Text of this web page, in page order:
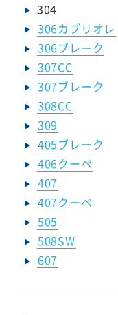
304
306カブリオレ
306ブレーク
307CC
307ブレーク
308CC
309
405ブレーク
406クーペ
407
407クーペ
505
508SW
607